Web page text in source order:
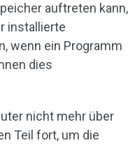
auftreten kann,
installierte
wenn ein Programm
dies
nicht mehr über
Teil fort, um die